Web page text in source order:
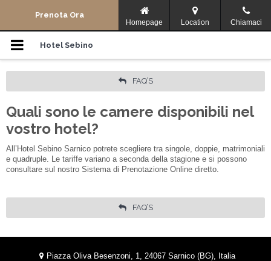
Menu di navigazione
Camere
Dove Siamo
Offerte
Lingua:
Prenota Ora
Homepage Location Chiamaci
Hotel Sebino
FAQ’S
Quali sono le camere disponibili nel
vostro hotel?
All’Hotel Sebino Sarnico potrete scegliere tra singole, doppie, matrimoniali
e quadruple. Le tariffe variano a seconda della stagione e si possono
consultare sul nostro Sistema di Prenotazione Online diretto.
FAQ’S
Piazza Oliva Besenzoni, 1, 24067 Sarnico (BG), Italia